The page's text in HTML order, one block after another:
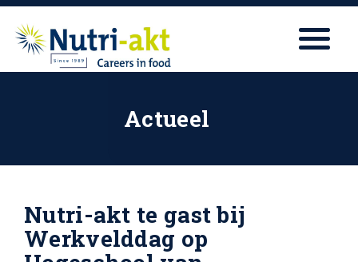
Actueel
Nutri-akt te gast bij
Werkvelddag op